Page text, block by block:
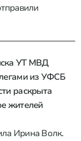
УТ МВД
из УФСБ
раскрыта
жителей
Ирина Волк.